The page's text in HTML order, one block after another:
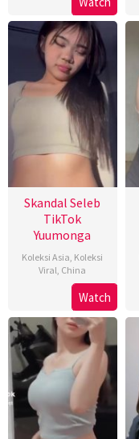
Skandal Seleb
TikTok
Yuumonga
Koleksi Asia Koleksi
Viral China
Watch